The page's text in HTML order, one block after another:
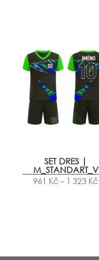
SET DRES |
M_STANDART_V
961 Kč – 1 323 Kč